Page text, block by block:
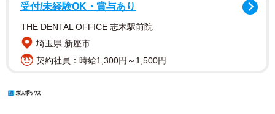
受付/未経験OK・賞与あり
THE DENTAL OFFICE 志木駅前院
埼玉県 新座市
契約社員：時給1,300円～1,500円